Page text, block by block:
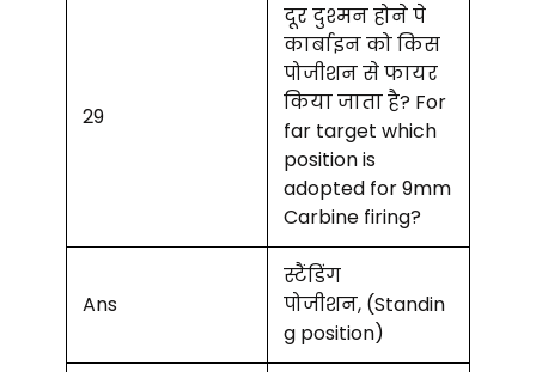
29
दूर दुश्मन होने पे
कार्बाइन को किस
पोजीशन से फायर
किया जाता है? For
far target which
position is
adopted for 9mm
Carbine firing?
Ans
स्टैंडिंग
पोजीशन, (Standin
g position)